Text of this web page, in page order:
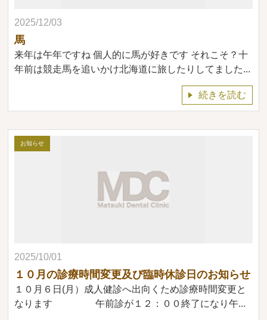
2025/12/03
馬
来年は午年ですね 個人的に馬が好きです それこそ？十
年前は競走馬を追いかけ北海道に旅したりしてました...
続きを読む
お知らせ
2025/10/01
１０月の診療時間変更及び臨時休診日のお知らせ
１０月６日(月）成人健診へ出向くため診療時間変更と
なります 午前診が１２：００終了になり午...